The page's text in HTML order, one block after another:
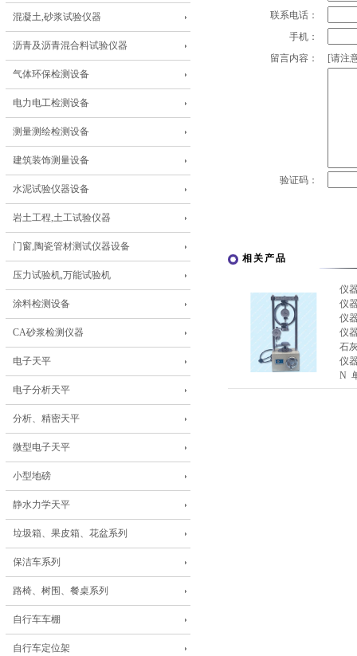
混凝土,砂浆试验仪器
沥青及沥青混合料试验仪器
气体环保检测设备
电力电工检测设备
测量测绘检测设备
建筑装饰测量设备
水泥试验仪器设备
岩土工程,土工试验仪器
门窗,陶瓷管材测试仪器设备
压力试验机,万能试验机
涂料检测设备
CA砂浆检测仪器
电子天平
电子分析天平
分析、精密天平
微型电子天平
小型地磅
静水力学天平
垃圾箱、果皮箱、花盆系列
保洁车系列
路椅、树围、餐桌系列
自行车车棚
自行车定位架
联系电话：
手机：
留言内容：
[请注
验证码：
相关产品
仪
仪
仪
仪
石
仪
N